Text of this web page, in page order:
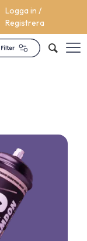
Logga in /
Registrera